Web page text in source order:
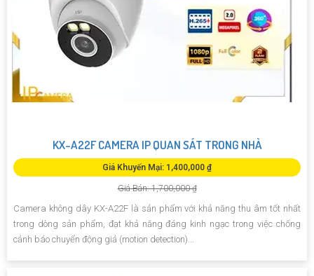
KX-A22F CAMERA IP QUAN SÁT TRONG NHÀ
Giá Khuyến Mại: 1,400,000 ₫
Giá Bán: 1,700,000 ₫
Camera không dây KX-A22F là sản phẩm với khả năng thu âm tốt nhất
trong dòng sản phẩm, đạt khả năng đáng kinh ngạc trong việc chống
cảnh báo chuyển động giả (motion detection)...